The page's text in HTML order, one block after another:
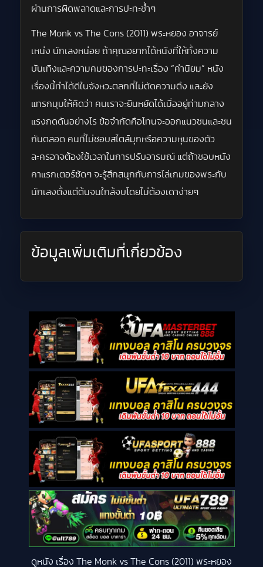
ผ่านการผิดพลาดและการปะทะซ้ำๆ
The Monk vs The Cons (2011) พระหยอง อาจารย์
เหน่ง นักเลงหน่อย ถ้าคุณอยากได้หนังที่ให้ทั้งความ
บันเทิงและความคมของการปะทะเรื่อง “ค่านิยม” หนัง
เรื่องนี้ทำได้ดีในจังหวะตลกที่ไม่ตัดความตึง และยัง
แทรกมุมให้คิดว่า คนเราจะยืนหยัดได้เมื่ออยู่ท่ามกลาง
แรงกดดันอย่างไร ข้อจำกัดคือโทนจะออกแนวซนและชน
กันตลอด คนที่ไม่ชอบสไตล์มุกหรือความหุนของตัว
ละครอาจต้องใช้เวลาในการปรับอารมณ์ แต่ถ้าชอบหนัง
คาแรกเตอร์ชัดๆ จะรู้สึกสนุกกับการไล่เกมของพระกับ
นักเลงตั้งแต่ต้นจนใกล้จบโดยไม่ต้องเดาง่ายๆ
ข้อมูลเพิ่มเติมที่เกี่ยวข้อง
ดูหนัง เรื่อง The Monk vs The Cons (2011) พระหยอง